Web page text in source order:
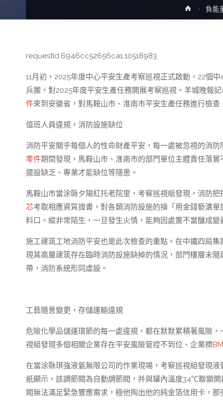
Home負能
requestId:6946cc52656ca1.10518983.
11月初，2025年度中心平安生產考察巡視正式啟動，22個
兵團，對2025年度平安生產任務開展考察巡視。羊城晚報
件來到安徽省，對馬鞍山市、淮南市平安生產任務進行檢查
值班人員違規，消防設施缺位
消防平安關乎每個人的性命財產平安，每一處被忽視的消
零件期間發現，馬鞍山市、淮南市的部門單位主體責任落
擺設缺乏、專業才能缺位等隱患。
馬鞍山市當涂縣夕陽紅托老院里，考察巡視組發現，消防把
芯考取相應資質證書，對各類消防設施的操「用金錢褻瀆
料口。縱非常陌生，一旦發生火情，能夠因處置不當釀成變
施工建筑工地消防平安也是此次檢查的重點。在中鐵四局
現其高層建筑存在臨時消防設施缺掉的情況，部門樓層未
帶，消防系統形同虛設。
工藝隨意變更，存儲運輸違規
危險化學品儲運環節的每一處違規，都在默默累積著風險
視組發現多個相關企業存在平安風險管控不到位、企業標
在當涂縣琪強液氨無限公司的作業現場，考察巡視組發現
紙顯示，該調節閥為自動調節閥，并與罐內溫度34℃聯鎖
閥無法滿足緊急響應需求，極他掏出他的純金箔信用卡，